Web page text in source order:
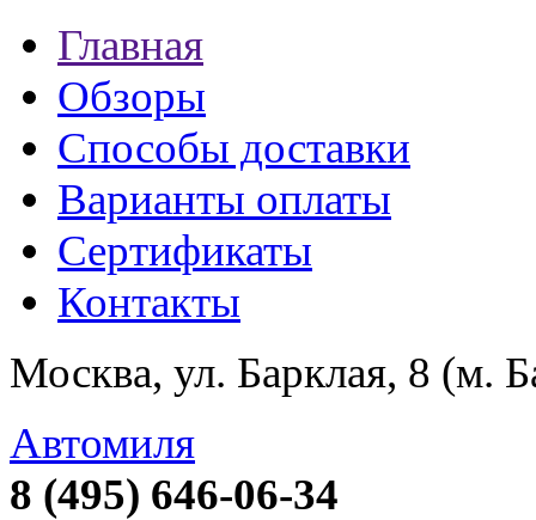
Главная
Обзоры
Способы доставки
Варианты оплаты
Сертификаты
Контакты
Москва, ул. Барклая, 8 (м.
Автомиля
8 (495) 646-06-34